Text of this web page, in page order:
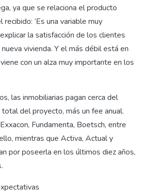
ya que se relaciona el producto
‘Es una variable muy
la satisfacción de los clientes
vivienda. Y el más débil está en
con un alza muy importante en los
las inmobiliarias pagan cerca del
del proyecto, más un fee anual.
Fundamenta, Boetsch, entre
mientras que Activa, Actual y
por poseerla en los últimos diez años,